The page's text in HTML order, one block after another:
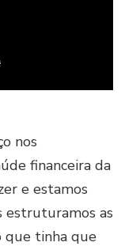
nos
financeira da
e estamos
estruturamos as
que tinha que